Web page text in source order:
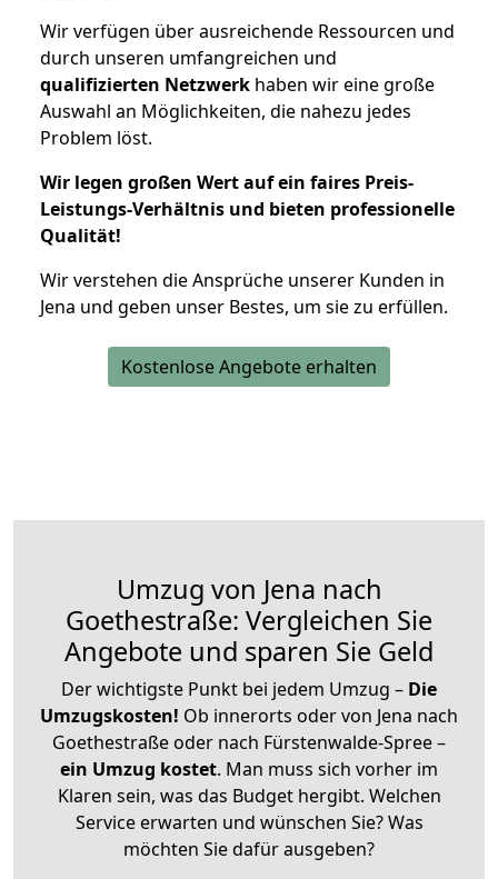
Wir verfügen über ausreichende Ressourcen und
durch unseren umfangreichen und
qualifizierten Netzwerk haben wir eine große
Auswahl an Möglichkeiten, die nahezu jedes
Problem löst.
Wir legen großen Wert auf ein faires Preis-
Leistungs-Verhältnis und bieten professionelle
Qualität!
Wir verstehen die Ansprüche unserer Kunden in
Jena und geben unser Bestes, um sie zu erfüllen.
Kostenlose Angebote erhalten
Umzug von Jena nach
Goethestraße: Vergleichen Sie
Angebote und sparen Sie Geld
Der wichtigste Punkt bei jedem Umzug – Die
Umzugskosten! Ob innerorts oder von Jena nach
Goethestraße oder nach Fürstenwalde-Spree –
ein Umzug kostet. Man muss sich vorher im
Klaren sein, was das Budget hergibt. Welchen
Service erwarten und wünschen Sie? Was
möchten Sie dafür ausgeben?